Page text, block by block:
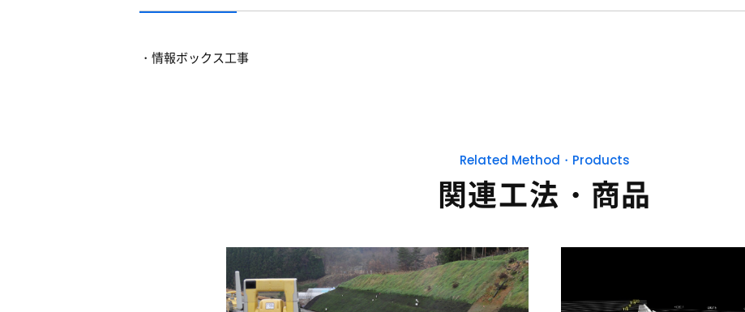
情報ボックス工事
Related Method・Products
関連工法・商品